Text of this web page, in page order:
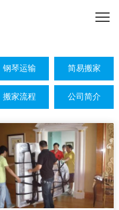
钢琴运输 简易搬家
搬家流程 公司简介